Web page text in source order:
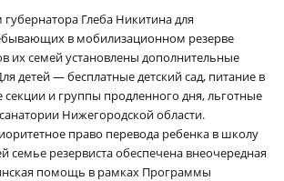
Глеба Никитина для
в мобилизационном резерве
их семей установлены дополнительные
детей — бесплатные детский сад, питание в
и группы продленного дня, льготные
Нижегородской области.
право перевода ребенка в школу
семье резервиста обеспечена внеочередная
помощь в рамках Программы